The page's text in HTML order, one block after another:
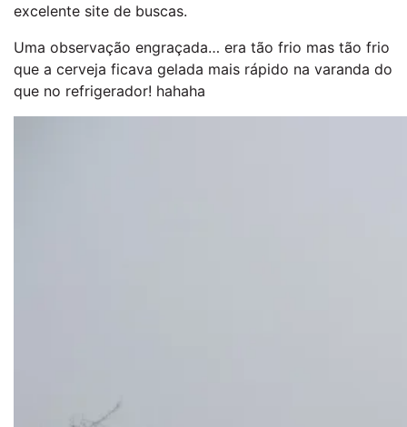
excelente site de buscas.
Uma observação engraçada… era tão frio mas tão frio
que a cerveja ficava gelada mais rápido na varanda do
que no refrigerador! hahaha